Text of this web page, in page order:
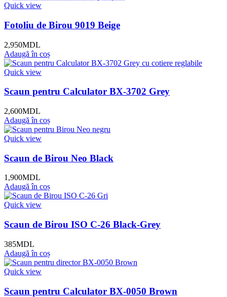
Quick view
Fotoliu de Birou 9019 Beige
2,950MDL
Adaugă în coș
Quick view
Scaun pentru Calculator BX-3702 Grey
2,600MDL
Adaugă în coș
Quick view
Scaun de Birou Neo Black
1,900MDL
Adaugă în coș
Quick view
Scaun de Birou ISO C-26 Black-Grey
385MDL
Adaugă în coș
Quick view
Scaun pentru Calculator BX-0050 Brown